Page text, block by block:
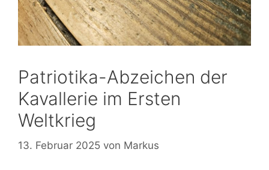
Patriotika-Abzeichen der
Kavallerie im Ersten
Weltkrieg
13. Februar 2025 von Markus